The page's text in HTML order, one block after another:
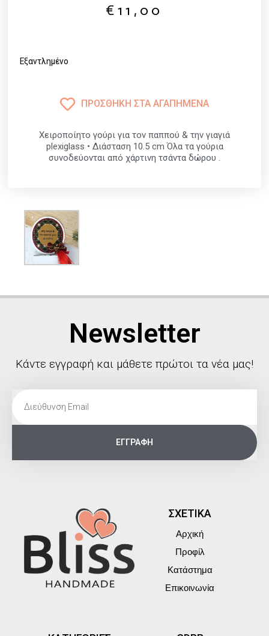
€ 11,00
Εξαντλημένο
ΠΡΟΣΘΉΚΗ ΣΤΑ ΑΓΑΠΗΜΈΝΑ
Χειροποίητο γούρι για τον παππού & την γιαγιά
plexiglass • Διάσταση 10.5 cm Όλα τα γούρια
συνοδεύονται από χάρτινη τσάντα δώρου .
Newsletter
Κάντε εγγραφή και μάθετε πρώτοι τα νέα μας!
ΕΓΓΡΑΦΗ
ΣΧΕΤΙΚΑ
Αρχική
Προφίλ
Κατάστημα
Επικοινωνία